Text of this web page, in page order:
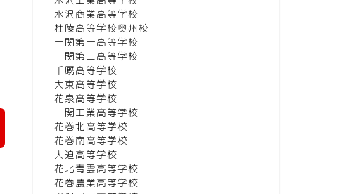
水沢商業高等学校
杜陵高等学校奥州校
一関第一高等学校
一関第二高等学校
千厩高等学校
大東高等学校
花泉高等学校
一関工業高等学校
花巻北高等学校
花巻南高等学校
大迫高等学校
花北青雲高等学校
花巻農業高等学校